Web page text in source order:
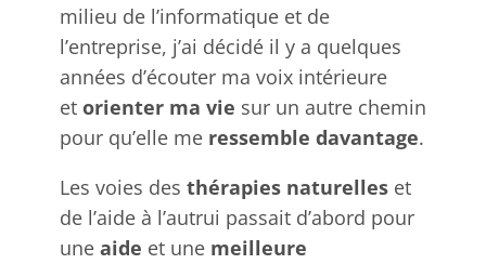
milieu de l’informatique et de
l’entreprise, j’ai décidé il y a quelques
années d’écouter ma voix intérieure
et orienter ma vie sur un autre chemin
pour qu’elle me ressemble davantage.
Les voies des thérapies naturelles et
de l’aide à l’autrui passait d’abord pour
une aide et une meilleure